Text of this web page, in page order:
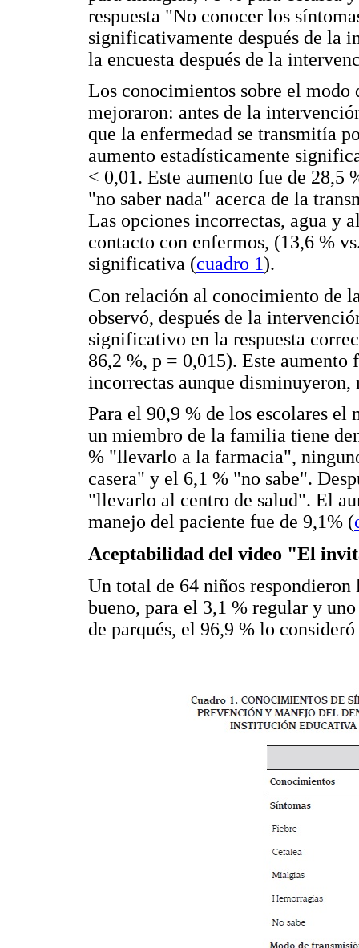
respuesta "No conocer los
significativamente después de la
la encuesta después de la
Los conocimientos sobre el modo
mejoraron: antes de la
que la enfermedad se transmitía
aumento estadísticamente
< 0,01. Este aumento fue de 28,5
"no saber nada" acerca de la
Las opciones incorrectas, agua y
contacto con enfermos, (13,6 %
significativa (cuadro 1).
Con relación al conocimiento de
observó, después de la
significativo en la respuesta
86,2 %, p = 0,015). Este aumento
incorrectas aunque
Para el 90,9 % de los escolares
un miembro de la familia tiene
% "llevarlo a la farmacia",
casera" y el 6,1 % "no sabe".
"llevarlo al centro de salud". El
manejo del paciente fue de 9,1% (
Aceptabilidad del video "El
Un total de 64 niños
bueno, para el 3,1 % regular y
de parqués, el 96,9 % lo